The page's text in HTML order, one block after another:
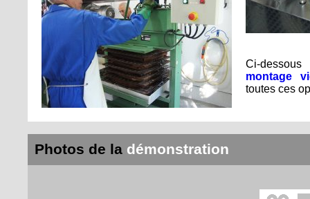
Ci-
montage
toutes ces
Photos de la démonstration